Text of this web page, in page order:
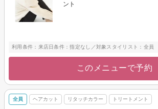
ント
利用条件：来店日条件：指定なし／対象スタイリスト：全員
このメニューで予約
全員 ヘアカット リタッチカラー トリートメント